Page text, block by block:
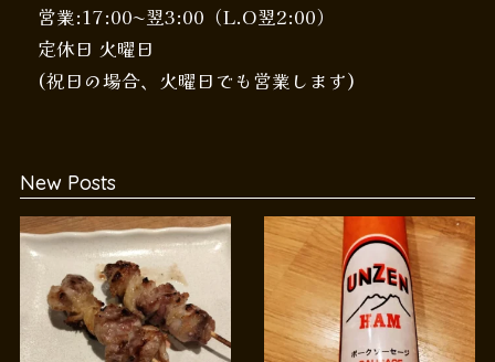
営業:17:00〜翌3:00（L.O翌2:00）
定休日 火曜日
(祝日の場合、火曜日でも営業します)
New Posts